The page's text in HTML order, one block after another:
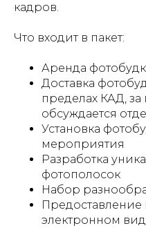
кадров.
Что входит в пакет:
Аренда
Доставка
пределах КАД,
обсуждается
Установка
мероприятия
Разработка
фотополосок
Набор
Предоставление
электронном